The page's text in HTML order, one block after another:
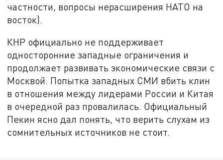
частности, вопросы нерасширения НАТО на
восток).
КНР официально не поддерживает
односторонние западные ограничения и
продолжает развивать экономические связи с
Москвой. Попытка западных СМИ вбить клин
в отношения между лидерами России и Китая
в очередной раз провалилась. Официальный
Пекин ясно дал понять, что верить слухам из
сомнительных источников не стоит.